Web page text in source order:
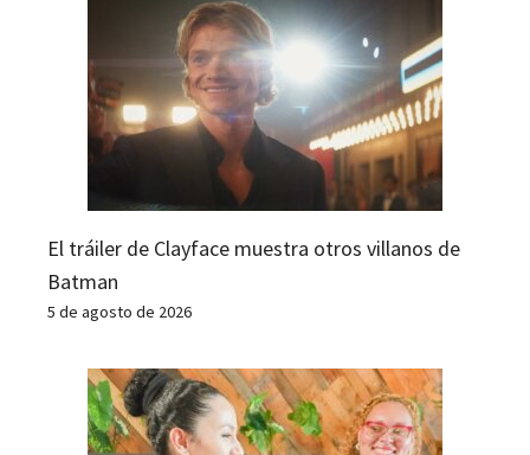
El tráiler de Clayface muestra otros villanos de
Batman
5 de agosto de 2026